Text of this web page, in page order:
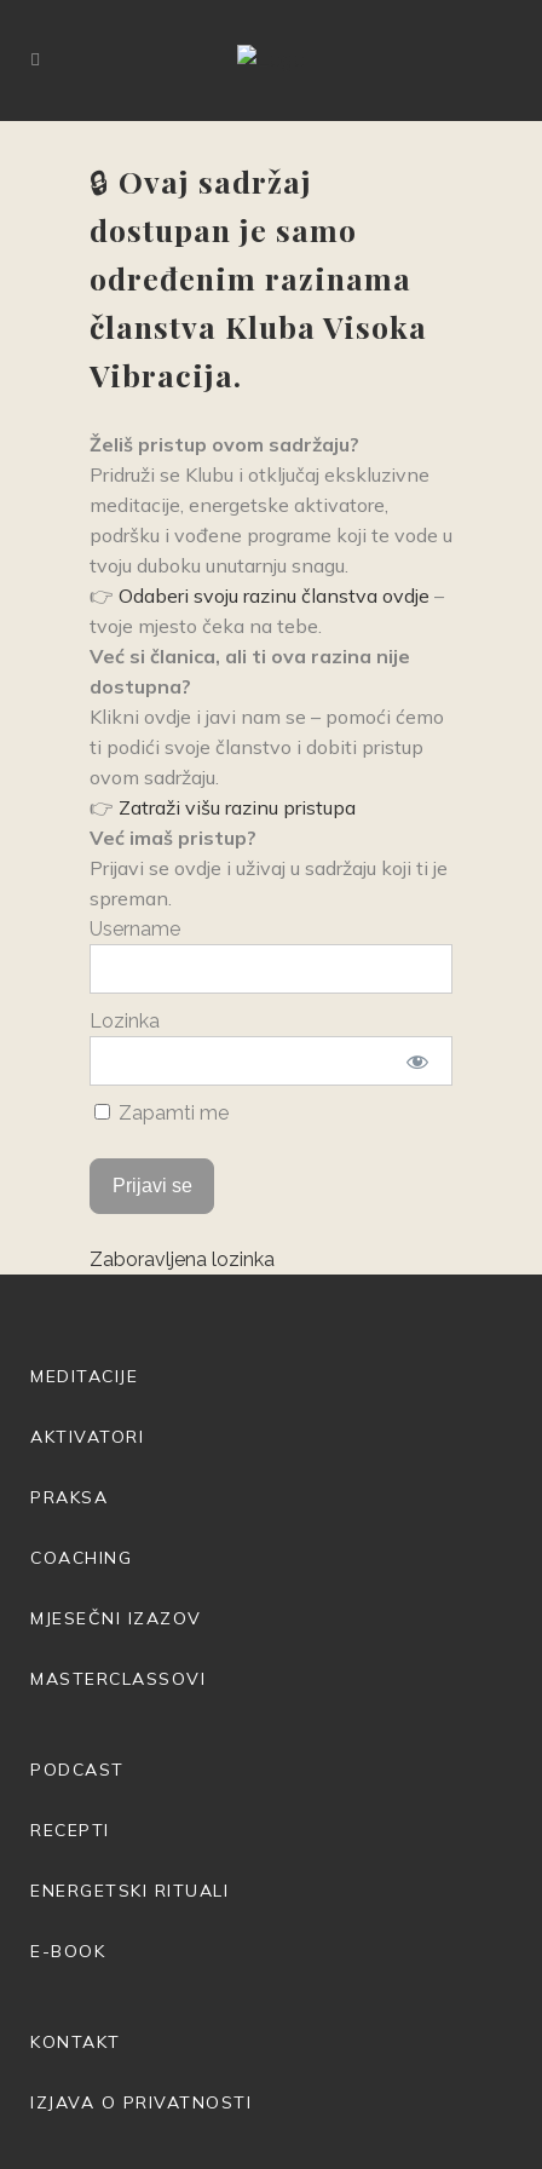
🔒 Ovaj sadržaj
dostupan je samo
određenim razinama
članstva Kluba Visoka
Vibracija.
Želiš pristup ovom sadržaju?
Pridruži se Klubu i otključaj ekskluzivne
meditacije, energetske aktivatore,
podršku i vođene programe koji te vode u
tvoju duboku unutarnju snagu.
👉 Odaberi svoju razinu članstva ovdje –
tvoje mjesto čeka na tebe.
Već si članica, ali ti ova razina nije
dostupna?
Klikni ovdje i javi nam se – pomoći ćemo
ti podići svoje članstvo i dobiti pristup
ovom sadržaju.
👉 Zatraži višu razinu pristupa
Već imaš pristup?
Prijavi se ovdje i uživaj u sadržaju koji ti je
spreman.
Username
Lozinka
Zapamti me
Zaboravljena lozinka
MEDITACIJE
AKTIVATORI
PRAKSA
COACHING
MJESEČNI IZAZOV
MASTERCLASSOVI
PODCAST
RECEPTI
ENERGETSKI RITUALI
E-BOOK
KONTAKT
IZJAVA O PRIVATNOSTI